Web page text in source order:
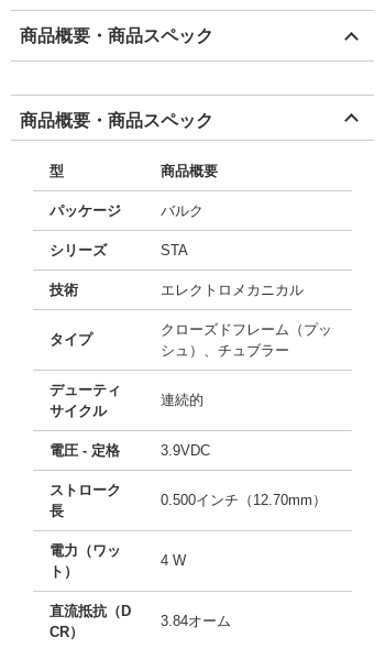
商品概要・商品スペック
商品概要・商品スペック
型 商品概要
パッケージ バルク
シリーズ STA
技術 エレクトロメカニカル
タイプ
クローズドフレーム（プッ
シュ）、チュブラー
デューティ
サイクル
連続的
電圧 - 定格 3.9VDC
ストローク
長
0.500インチ（12.70mm）
電力（ワッ
ト）
4 W
直流抵抗（D
CR）
3.84オーム